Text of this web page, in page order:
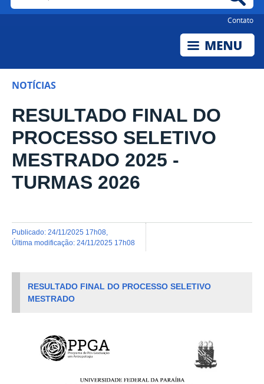
Contato
NOTÍCIAS
RESULTADO FINAL DO
PROCESSO SELETIVO
MESTRADO 2025 -
TURMAS 2026
publicado: 24/11/2025 17h08
última modificação: 24/11/2025 17h08
RESULTADO FINAL DO PROCESSO SELETIVO
MESTRADO